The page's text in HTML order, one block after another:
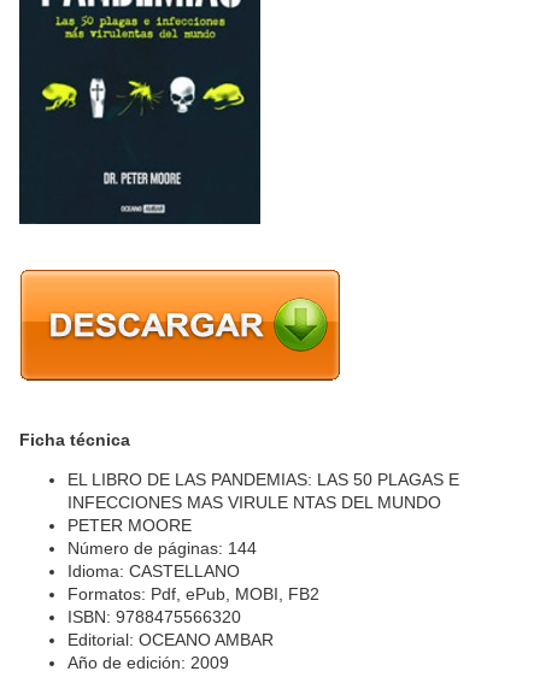
Ficha técnica
EL LIBRO DE LAS PANDEMIAS: LAS 50 PLAGAS E
INFECCIONES MAS VIRULE NTAS DEL MUNDO
PETER MOORE
Número de páginas: 144
Idioma: CASTELLANO
Formatos: Pdf, ePub, MOBI, FB2
ISBN: 9788475566320
Editorial: OCEANO AMBAR
Año de edición: 2009